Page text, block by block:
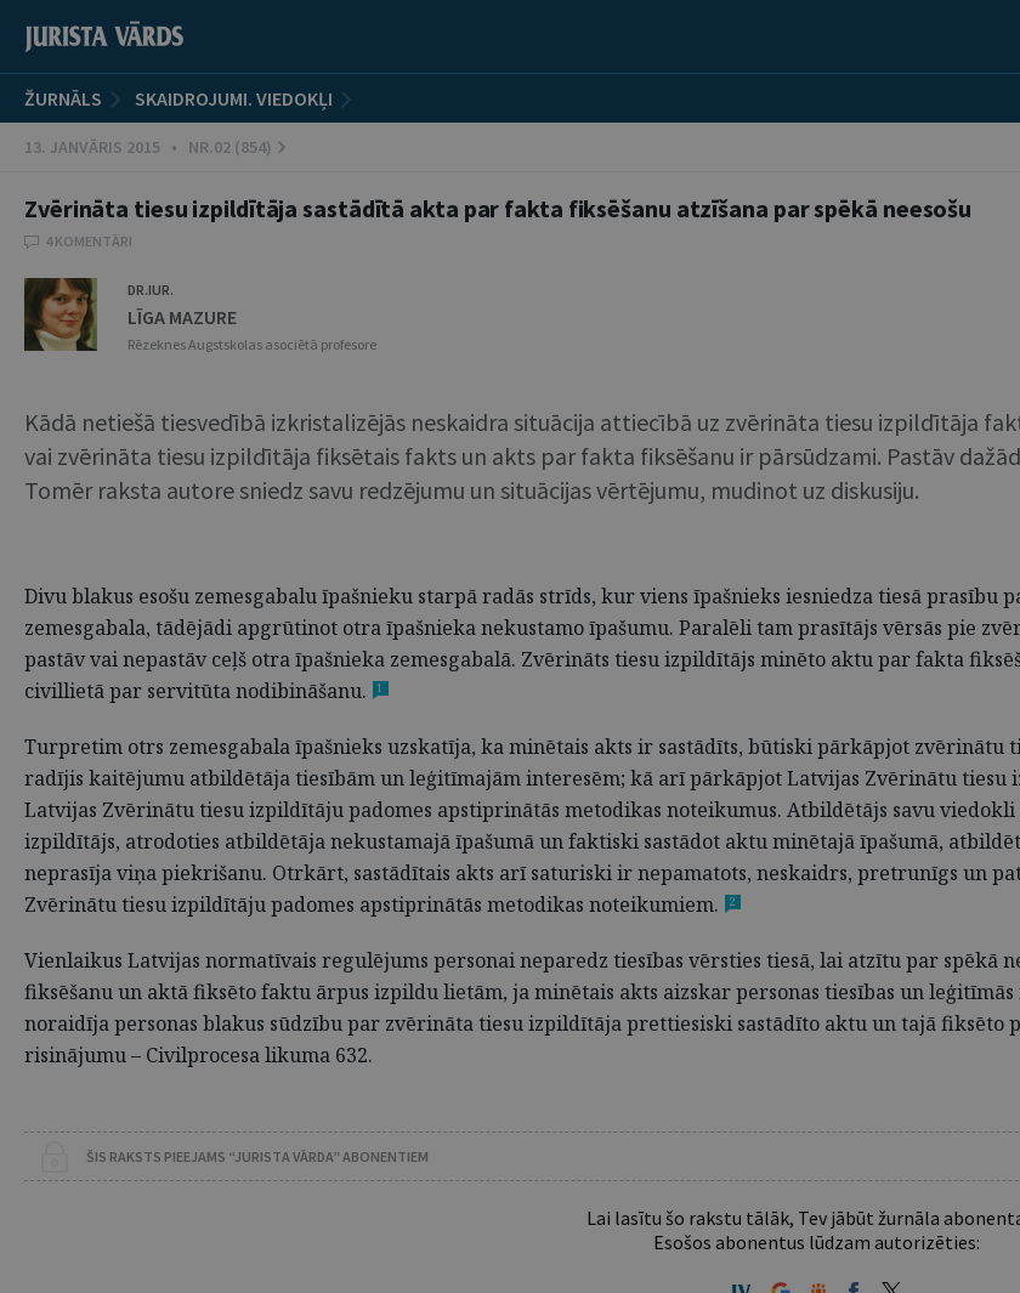
ŽURNĀLS SKAIDROJUMI. VIEDOKĻI
13. JANVĀRIS 2015 • NR.02 (854)
Zvērināta tiesu izpildītāja sastādītā akta par fakta fiksēšanu atzīšana par spēkā neesošu
4 KOMENTĀRI
DR.IUR.
LĪGA MAZURE
Rēzeknes Augstskolas asociētā profesore
Kādā netiešā tiesvedībā izkristalizējās neskaidra situācija attiecībā uz zvērināta tiesu izpildītāja
vai zvērināta tiesu izpildītāja fiksētais fakts un akts par fakta fiksēšanu ir pārsūdzami. Pastāv
Tomēr raksta autore sniedz savu redzējumu un situācijas vērtējumu, mudinot uz diskusiju.
Divu blakus esošu zemesgabalu īpašnieku starpā radās strīds, kur viens īpašnieks iesniedza tiesā
zemesgabala, tādējādi apgrūtinot otra īpašnieka nekustamo īpašumu. Paralēli tam prasītājs vērsās pie
pastāv vai nepastāv ceļš otra īpašnieka zemesgabalā. Zvērināts tiesu izpildītājs minēto aktu par fakta
civillietā par servitūta nodibināšanu.
1
Turpretim otrs zemesgabala īpašnieks uzskatīja, ka minētais akts ir sastādīts, būtiski pārkāpjot
radījis kaitējumu atbildētāja tiesībām un leģitīmajām interesēm; kā arī pārkāpjot Latvijas Zvērinātu tiesu
Latvijas Zvērinātu tiesu izpildītāju padomes apstiprinātās metodikas noteikumus. Atbildētājs savu
izpildītājs, atrodoties atbildētāja nekustamajā īpašumā un faktiski sastādot aktu minētajā īpašumā,
neprasīja viņa piekrišanu. Otrkārt, sastādītais akts arī saturiski ir nepamatots, neskaidrs, pretrunīgs un
Zvērinātu tiesu izpildītāju padomes apstiprinātās metodikas noteikumiem.
2
Vienlaikus Latvijas normatīvais regulējums personai neparedz tiesības vērsties tiesā, lai atzītu par spēkā
fiksēšanu un aktā fiksēto faktu ārpus izpildu lietām, ja minētais akts aizskar personas tiesības un
noraidīja personas blakus sūdzību par zvērināta tiesu izpildītāja prettiesiski sastādīto aktu un tajā
risinājumu – Civilprocesa likuma 632.
ŠIS RAKSTS PIEEJAMS “JURISTA VĀRDA” ABONENTIEM
Lai lasītu šo rakstu tālāk, Tev jābūt žurnāla
Esošos abonentus lūdzam autorizēties: